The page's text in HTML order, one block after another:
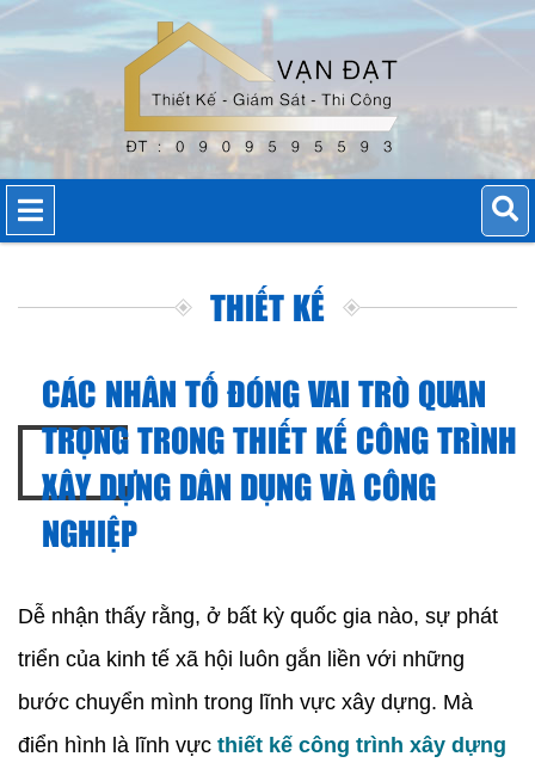
THIẾT KẾ
CÁC NHÂN TỐ ĐÓNG VAI TRÒ QUAN
TRỌNG TRONG THIẾT KẾ CÔNG TRÌNH
XÂY DỰNG DÂN DỤNG VÀ CÔNG
NGHIỆP
Dễ nhận thấy rằng, ở bất kỳ quốc gia nào, sự phát
triển của kinh tế xã hội luôn gắn liền với những
bước chuyển mình trong lĩnh vực xây dựng. Mà
điển hình là lĩnh vực thiết kế công trình xây dựng